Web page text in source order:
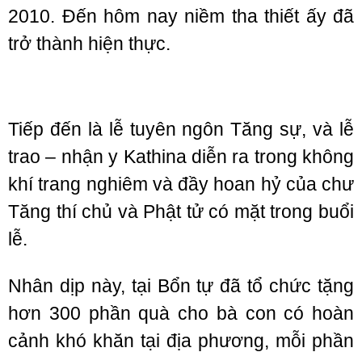
2010. Đến hôm nay niềm tha thiết ấy đã
trở thành hiện thực.
Tiếp đến là lễ tuyên ngôn Tăng sự, và lễ
trao – nhận y Kathina diễn ra trong không
khí trang nghiêm và đầy hoan hỷ của chư
Tăng thí chủ và Phật tử có mặt trong buổi
lễ.
Nhân dịp này, tại Bổn tự đã tổ chức tặng
hơn 300 phần quà cho bà con có hoàn
cảnh khó khăn tại địa phương, mỗi phần